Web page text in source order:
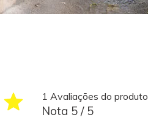
1 Avaliações do produto
Nota 5 / 5